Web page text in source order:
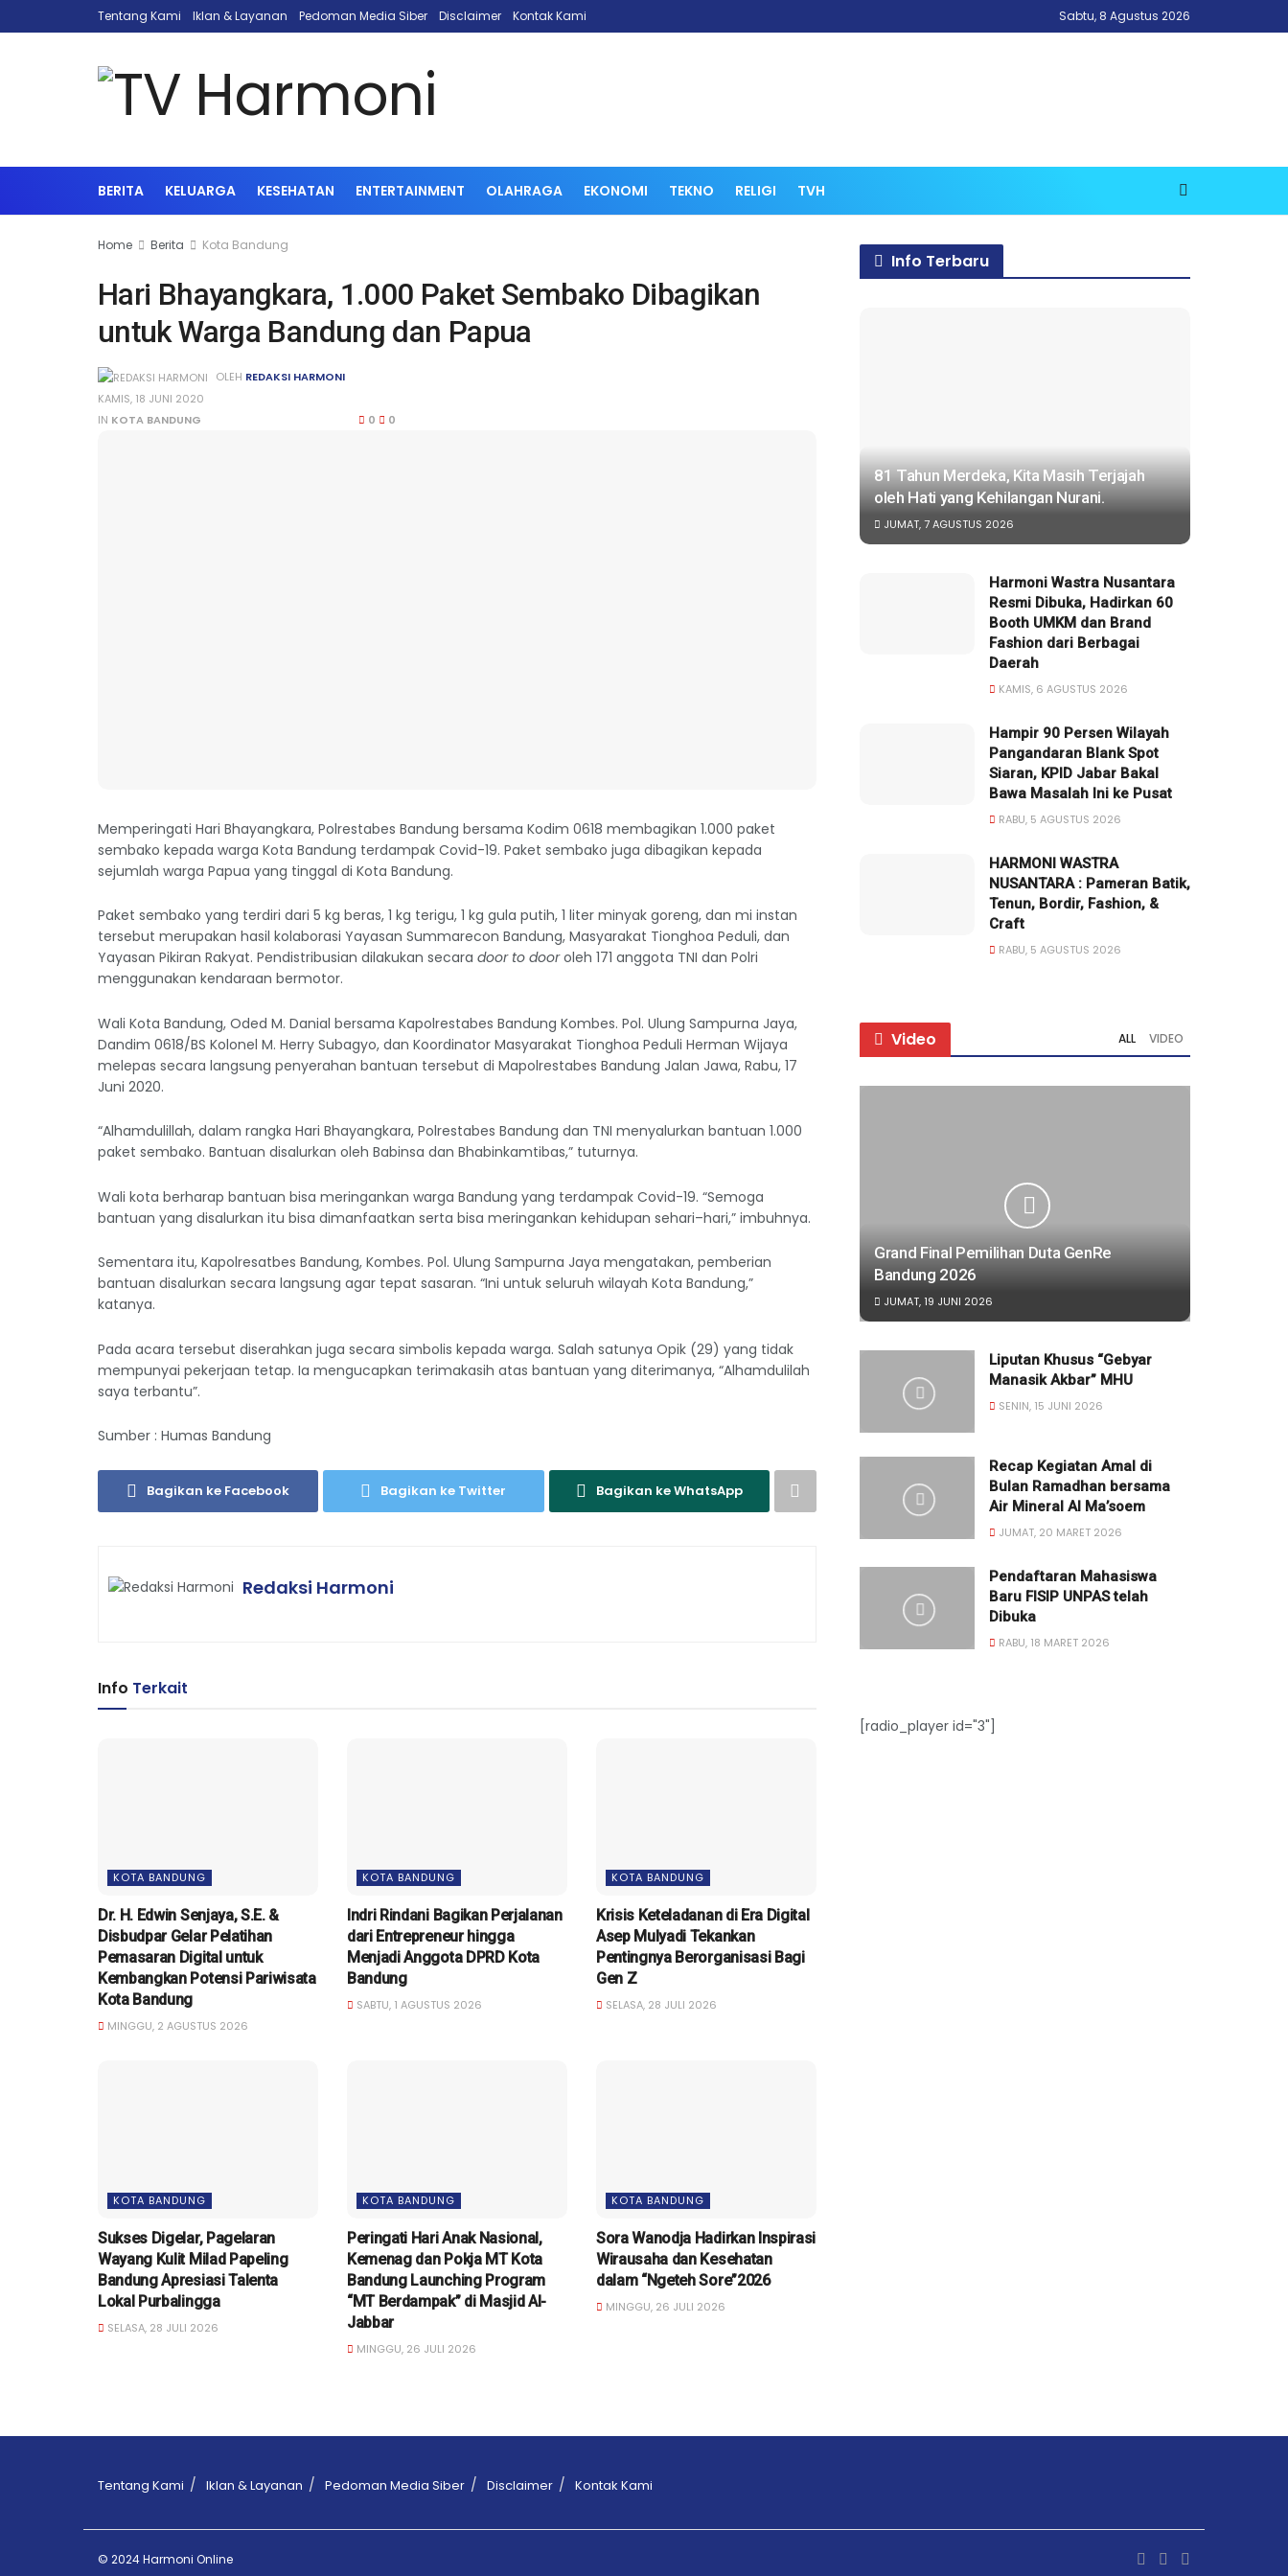
Tentang Kami Iklan & Layanan Pedoman Media Siber Disclaimer Kontak Kami Sabtu, 8 Agustus 2026
BERITA KELUARGA KESEHATAN ENTERTAINMENT OLAHRAGA EKONOMI TEKNO RELIGI TVH
Home Berita Kota Bandung
Hari Bhayangkara, 1.000 Paket Sembako Dibagikan
untuk Warga Bandung dan Papua
OLEH REDAKSI HARMONI
KAMIS, 18 JUNI 2020
IN KOTA BANDUNG 0 0
Memperingati Hari Bhayangkara, Polrestabes Bandung bersama Kodim 0618 membagikan 1.000 paket
sembako kepada warga Kota Bandung terdampak Covid-19. Paket sembako juga dibagikan kepada
sejumlah warga Papua yang tinggal di Kota Bandung.
Paket sembako yang terdiri dari 5 kg beras, 1 kg terigu, 1 kg gula putih, 1 liter minyak goreng, dan mi instan
tersebut merupakan hasil kolaborasi Yayasan Summarecon Bandung, Masyarakat Tionghoa Peduli, dan
Yayasan Pikiran Rakyat. Pendistribusian dilakukan secara door to dooroleh 171 anggota TNI dan Polri
menggunakan kendaraan bermotor.
Wali Kota Bandung, Oded M. Danial bersama Kapolrestabes Bandung Kombes. Pol. Ulung Sampurna Jaya,
Dandim 0618/BS Kolonel M. Herry Subagyo, dan Koordinator Masyarakat Tionghoa Peduli Herman Wijaya
melepas secara langsung penyerahan bantuan tersebut di Mapolrestabes Bandung Jalan Jawa, Rabu, 17
Juni 2020.
“Alhamdulillah, dalam rangka Hari Bhayangkara, Polrestabes Bandung dan TNI menyalurkan bantuan 1.000
paket sembako. Bantuan disalurkan oleh Babinsa dan Bhabinkamtibas,” tuturnya.
Wali kota berharap bantuan bisa meringankan warga Bandung yang terdampak Covid-19. “Semoga
bantuan yang disalurkan itu bisa dimanfaatkan serta bisa meringankan kehidupan sehari–hari,” imbuhnya.
Sementara itu, Kapolresatbes Bandung, Kombes. Pol. Ulung Sampurna Jaya mengatakan, pemberian
bantuan disalurkan secara langsung agar tepat sasaran. “Ini untuk seluruh wilayah Kota Bandung,”
katanya.
Pada acara tersebut diserahkan juga secara simbolis kepada warga. Salah satunya Opik (29) yang tidak
mempunyai pekerjaan tetap. Ia mengucapkan terimakasih atas bantuan yang diterimanya, “Alhamdulilah
saya terbantu”.
Sumber : Humas Bandung
Bagikan ke Facebook Bagikan ke Twitter Bagikan ke WhatsApp
Redaksi Harmoni
Info Terkait
KOTA BANDUNG
Dr. H. Edwin Senjaya, S.E. &
Disbudpar Gelar Pelatihan
Pemasaran Digital untuk
Kembangkan Potensi Pariwisata
Kota Bandung
MINGGU, 2 AGUSTUS 2026
KOTA BANDUNG
Indri Rindani Bagikan Perjalanan
dari Entrepreneur hingga
Menjadi Anggota DPRD Kota
Bandung
SABTU, 1 AGUSTUS 2026
KOTA BANDUNG
Krisis Keteladanan di Era Digital
Asep Mulyadi Tekankan
Pentingnya Berorganisasi Bagi
Gen Z
SELASA, 28 JULI 2026
KOTA BANDUNG
Sukses Digelar, Pagelaran
Wayang Kulit Milad Papeling
Bandung Apresiasi Talenta
Lokal Purbalingga
SELASA, 28 JULI 2026
KOTA BANDUNG
Peringati Hari Anak Nasional,
Kemenag dan Pokja MT Kota
Bandung Launching Program
“MT Berdampak” di Masjid Al-
Jabbar
MINGGU, 26 JULI 2026
KOTA BANDUNG
Sora Wanodja Hadirkan Inspirasi
Wirausaha dan Kesehatan
dalam “Ngeteh Sore”2026
MINGGU, 26 JULI 2026
Info Terbaru
81 Tahun Merdeka, Kita Masih Terjajah
oleh Hati yang Kehilangan Nurani.
JUMAT, 7 AGUSTUS 2026
Harmoni Wastra Nusantara
Resmi Dibuka, Hadirkan 60
Booth UMKM dan Brand
Fashion dari Berbagai
Daerah
KAMIS, 6 AGUSTUS 2026
Hampir 90 Persen Wilayah
Pangandaran Blank Spot
Siaran, KPID Jabar Bakal
Bawa Masalah Ini ke Pusat
RABU, 5 AGUSTUS 2026
HARMONI WASTRA
NUSANTARA : Pameran Batik,
Tenun, Bordir, Fashion, &
Craft
RABU, 5 AGUSTUS 2026
Video ALL VIDEO
Grand Final Pemilihan Duta GenRe
Bandung 2026
JUMAT, 19 JUNI 2026
Liputan Khusus “Gebyar
Manasik Akbar” MHU
SENIN, 15 JUNI 2026
Recap Kegiatan Amal di
Bulan Ramadhan bersama
Air Mineral Al Ma’soem
JUMAT, 20 MARET 2026
Pendaftaran Mahasiswa
Baru FISIP UNPAS telah
Dibuka
RABU, 18 MARET 2026
[radio_player id="3"]
Tentang Kami Iklan & Layanan Pedoman Media Siber Disclaimer Kontak Kami
© 2024 Harmoni Online